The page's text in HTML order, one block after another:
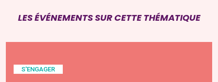
LES ÉVÉNEMENTS SUR CETTE THÉMATIQUE
S'ENGAGER